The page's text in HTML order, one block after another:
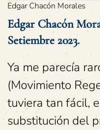
Edgar Chacón Morales
Edgar Chacón
Setiembre 2023.
Ya me parecía
(Movimiento
tuviera tan fácil,
substitución del